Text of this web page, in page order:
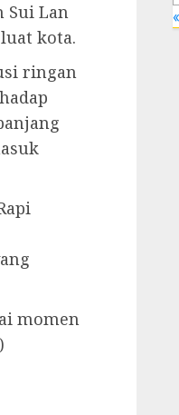
Sui Lan
kota.
ringan
momen